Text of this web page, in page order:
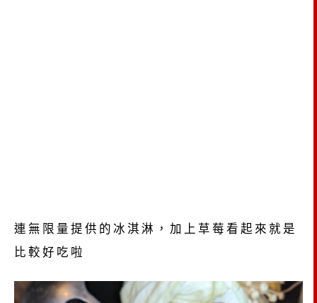
連無限量提供的冰淇淋，加上草莓看起來就是
比較好吃啦